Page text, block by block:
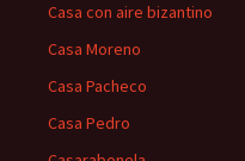
Casa con aire bizantino
Casa Moreno
Casa Pacheco
Casa Pedro